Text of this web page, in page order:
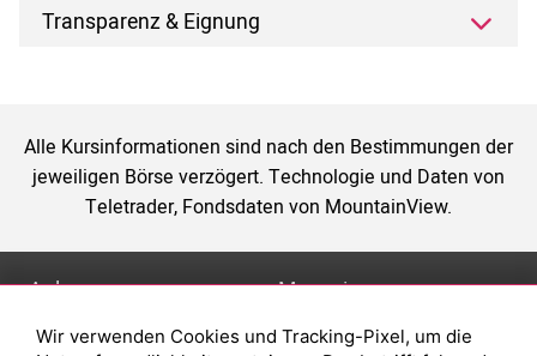
Transparenz & Eignung
Alle Kursinformationen sind nach den Bestimmungen der
jeweiligen Börse verzögert. Technologie und Daten von
Teletrader, Fondsdaten von MountainView.
Anlage
Depot eröffnen
Magazin
Was sind sind ETFs?
Wir verwenden Cookies und Tracking-Pixel, um die